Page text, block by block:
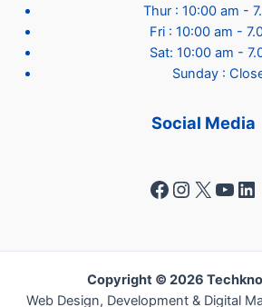
Thur : 10:00 am -
Fri : 10:00 am -
Sat: 10:00 am -
Sunday :
Social Media
Facebook
Instagram
X
Copyright © 2026
Web Design, Development & Digital